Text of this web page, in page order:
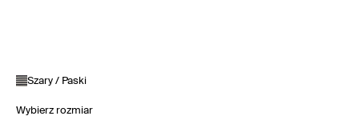
Szary / Paski
Wybierz rozmiar